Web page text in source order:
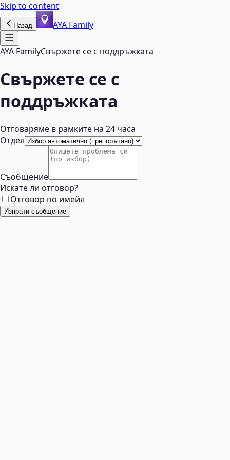
Skip to content
Назад AYA Family
AYA FamilyСвържете се с поддръжката
Свържете се с
поддръжката
Отговаряме в рамките на 24 часа
Отдел
Съобщение
Искате ли отговор?
Отговор по имейл
Изпрати съобщение